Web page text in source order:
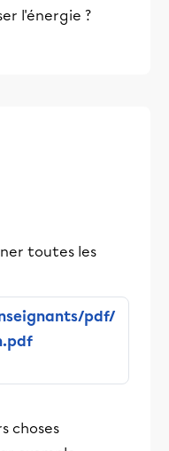
l'énergie ?
toutes les
pdf/
choses